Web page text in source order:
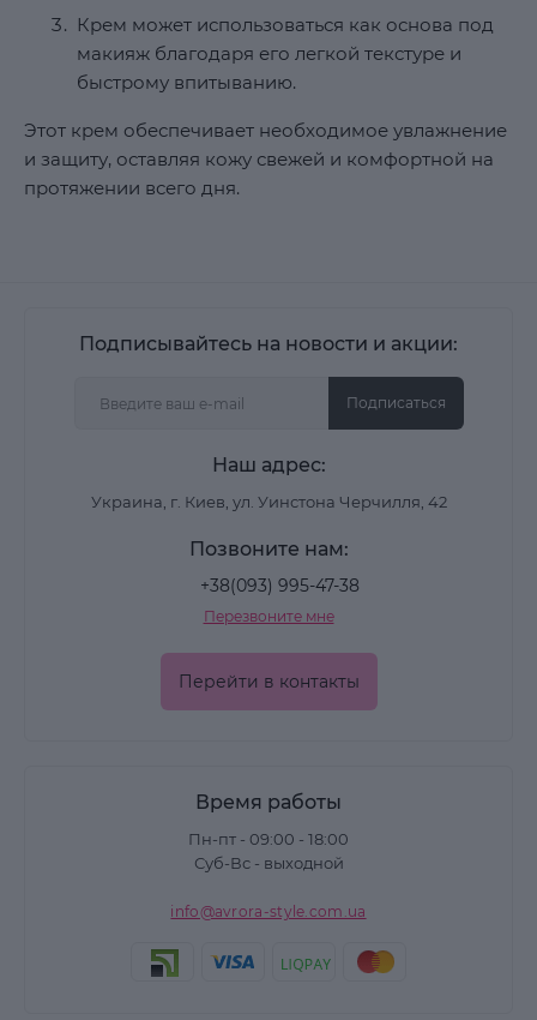
Крем может использоваться как основа под
макияж благодаря его легкой текстуре и
быстрому впитыванию.
Этот крем обеспечивает необходимое увлажнение
и защиту, оставляя кожу свежей и комфортной на
протяжении всего дня​.
Подписывайтесь на новости и акции:
Подписаться
Наш адрес:
Украина, г. Киев, ул. Уинстона Черчилля, 42
Позвоните нам:
+38(093) 995-47-38
Перезвоните мне
Перейти в контакты
Время работы
Пн-пт - 09:00 - 18:00
Суб-Вс - выходной
info@avrora-style.com.ua